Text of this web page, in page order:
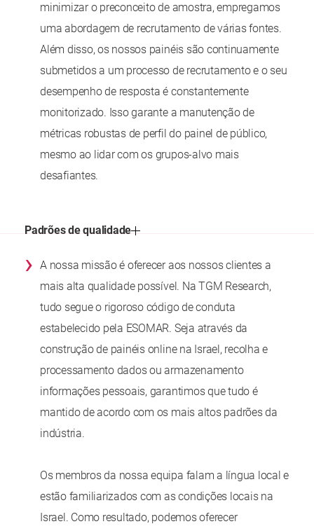
minimizar o preconceito de amostra, empregamos
uma abordagem de recrutamento de várias fontes.
Além disso, os nossos painéis são continuamente
submetidos a um processo de recrutamento e o seu
desempenho de resposta é constantemente
monitorizado. Isso garante a manutenção de
métricas robustas de perfil do painel de público,
mesmo ao lidar com os grupos-alvo mais
desafiantes.
Padrões de qualidade
› A nossa missão é oferecer aos nossos clientes a
mais alta qualidade possível. Na TGM Research,
tudo segue o rigoroso código de conduta
estabelecido pela ESOMAR. Seja através da
construção de painéis online na Israel, recolha e
processamento dados ou armazenamento
informações pessoais, garantimos que tudo é
mantido de acordo com os mais altos padrões da
indústria.
Os membros da nossa equipa falam a língua local e
estão familiarizados com as condições locais na
Israel. Como resultado, podemos oferecer